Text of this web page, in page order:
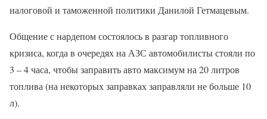
налоговой и таможенной политики Данилой Гетмацевым.
Общение с нардепом состоялось в разгар топливного
кризиса, когда в очередях на АЗС автомобилисты стояли по
3 – 4 часа, чтобы заправить авто максимум на 20 литров
топлива (на некоторых заправках заправляли не больше 10
л).